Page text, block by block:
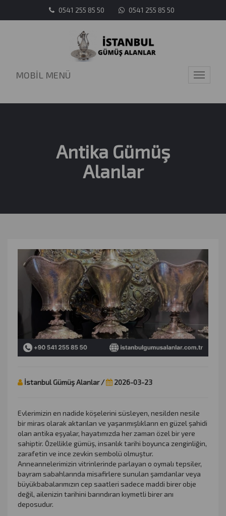
0541 255 85 50 0541 255 85 50
Toggle
MOBİL MENÜ
Antika Gümüş
Alanlar
İstanbul Gümüş Alanlar / 2026-03-23
Evlerimizin en nadide köşelerini süsleyen, nesilden nesile
bir miras olarak aktarılan ve yaşanmışlıkların en güzel şahidi
olan antika eşyalar, hayatımızda her zaman özel bir yere
sahiptir. Özellikle gümüş, insanlık tarihi boyunca zenginliğin,
zarafetin ve ince zevkin sembolü olmuştur.
Anneannelerimizin vitrinlerinde parlayan o oymalı tepsiler,
bayram sabahlarında misafirlere sunulan şamdanlar veya
büyükbabalarımızın cep saatleri sadece maddi birer obje
değil, ailenizin tarihini barındıran kıymetli birer anı
deposudur.